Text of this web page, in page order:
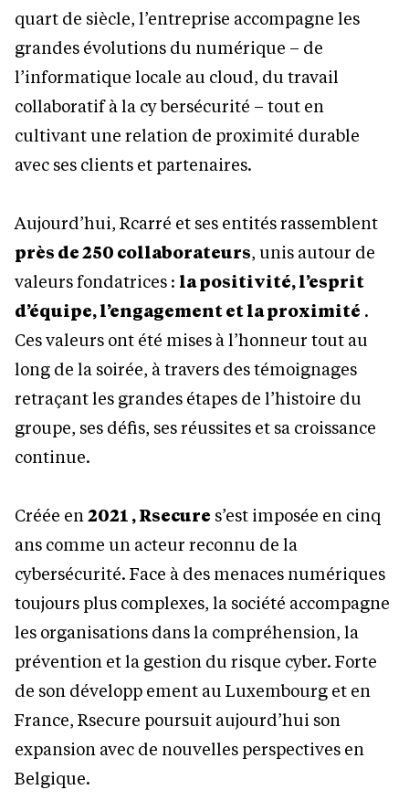
quart de siècle, l’entreprise accompagne les
grandes évolutions du numérique – de
l’informatique locale au cloud, du travail
collaboratif à la cy bersécurité – tout en
cultivant une relation de proximité durable
avec ses clients et partenaires.
Aujourd’hui, Rcarré et ses entités rassemblent
près de 250 collaborateurs, unis autour de
valeurs fondatrices : la positivité, l’esprit
d’équipe, l’engagement et la proximité .
Ces valeurs ont été mises à l’honneur tout au
long de la soirée, à travers des témoignages
retraçant les grandes étapes de l’histoire du
groupe, ses défis, ses réussites et sa croissance
continue.
Créée en2021 , Rsecure s’est imposée en cinq
ans comme un acteur reconnu de la
cybersécurité. Face à des menaces numériques
toujours plus complexes, la société accompagne
les organisations dans la compréhension, la
prévention et la gestion du risque cyber. Forte
de son développ ement au Luxembourg et en
France, Rsecure poursuit aujourd’hui son
expansion avec de nouvelles perspectives en
Belgique.